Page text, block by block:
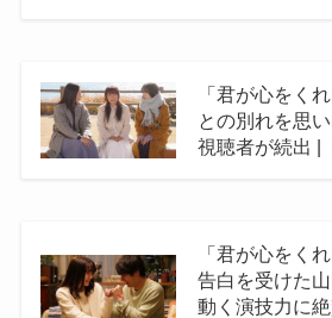
「君が心をく
との別れを思
視聴者が続出 |
「君が心をく
告白を受けた
動く演技力に